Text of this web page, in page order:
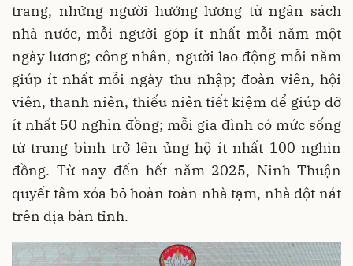
trang, những người hưởng lương từ ngân sách
nhà nước, mỗi người góp ít nhất mỗi năm một
ngày lương; công nhân, người lao động mỗi năm
giúp ít nhất mỗi ngày thu nhập; đoàn viên, hội
viên, thanh niên, thiếu niên tiết kiệm để giúp đỡ
ít nhất 50 nghìn đồng; mỗi gia đình có mức sống
từ trung bình trở lên ủng hộ ít nhất 100 nghìn
đồng. Từ nay đến hết năm 2025, Ninh Thuận
quyết tâm xóa bỏ hoàn toàn nhà tạm, nhà dột nát
trên địa bàn tỉnh.